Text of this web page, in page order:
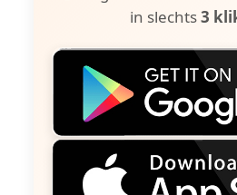
in slechts3